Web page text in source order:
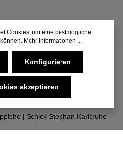
| Schick Stephan Karlsruhe
zzgl.
wenn nicht anders angegeben.
Cookies, um eine bestmögliche
Mehr Informationen ...
Konfigurieren
akzeptieren